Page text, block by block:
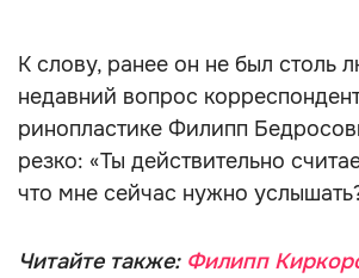
К слову, ранее он не был столь
недавний вопрос
ринопластике Филипп
резко: «Ты действительно
что мне сейчас нужно
Читайте также: Филипп